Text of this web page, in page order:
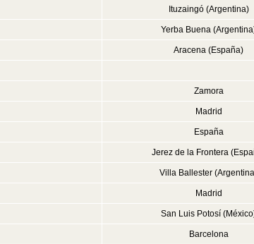
Ituzaingó (Argentina)
Yerba Buena
Aracena (España)
Zamora
Madrid
España
Jerez de la Frontera
Villa Ballester
Madrid
San Luis Potosí
Barcelona